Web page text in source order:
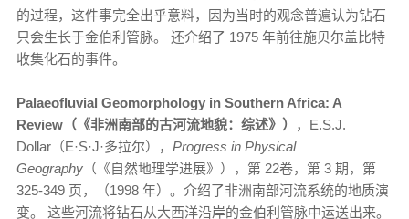
的过程，这件事完全出乎意料，因为当时的观念普遍认为钻石
只会生长于金伯利管脉。 还介绍了 1975 年前往施贝尔盖比特
收集化石的事件。
Palaeofluvial Geomorphology in Southern Africa: A
Review（《非洲南部的古河流地貌：综述》）
，E.S.J.
Dollar（E·S·J·多拉尔）， Progress in Physical
Geography （《自然地理学进展》），第 22卷，第 3 期，第
325-349 页，（1998 年）。介绍了非洲南部河流系统的地质演
变。 这些河流将钻石从大西洋沿岸的金伯利管脉中运送出来。